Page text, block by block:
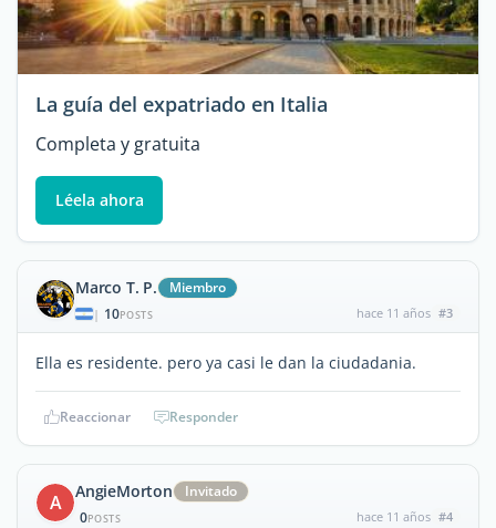
La guía del expatriado en Italia
Completa y gratuita
Léela ahora
Marco T. P. Miembro
| 10POSTS hace 11 años #3
Ella es residente. pero ya casi le dan la ciudadania.
Reaccionar Responder
A AngieMorton
Invitado
0POSTS hace 11 años #4